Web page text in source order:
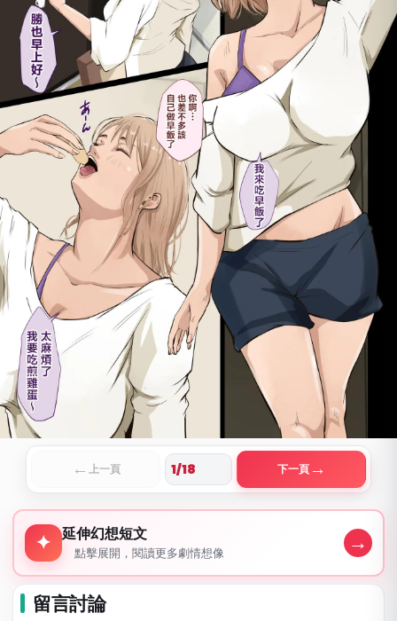
← 上一頁 下一頁→
延伸幻想短文
✦ 延伸幻想短文
點擊展開，閱讀更多劇情想像 →
留言討論